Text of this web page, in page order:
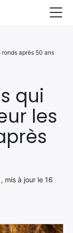
qui
les
mis à jour le 16
après 50 ans